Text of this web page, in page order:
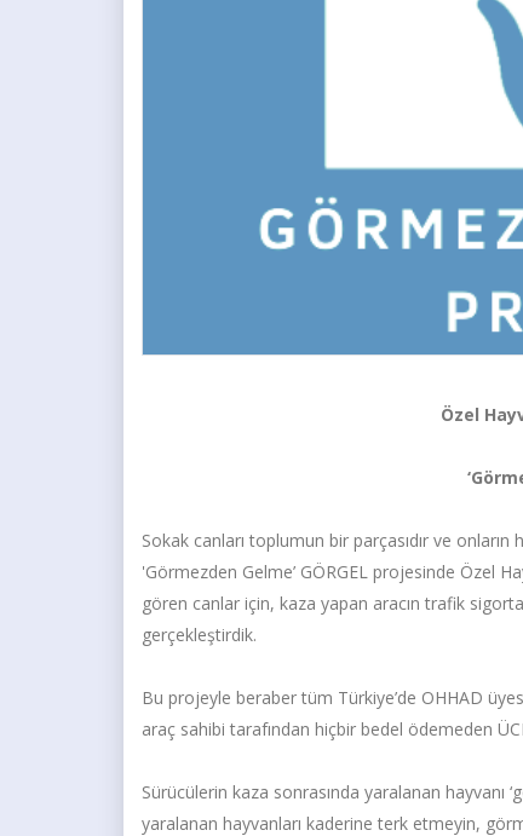
Özel
Sokak canları toplumun bir parçasıdır ve
'Görmezden Gelme’ GÖRGEL projesinde Özel
gören canlar için, kaza yapan aracın trafik
gerçekleştirdik.
Bu projeyle beraber tüm Türkiye’de OHHAD
araç sahibi tarafından hiçbir bedel ödemeden
Sürücülerin kaza sonrasında yaralanan hayvanı
yaralanan hayvanları kaderine terk etmeyin,